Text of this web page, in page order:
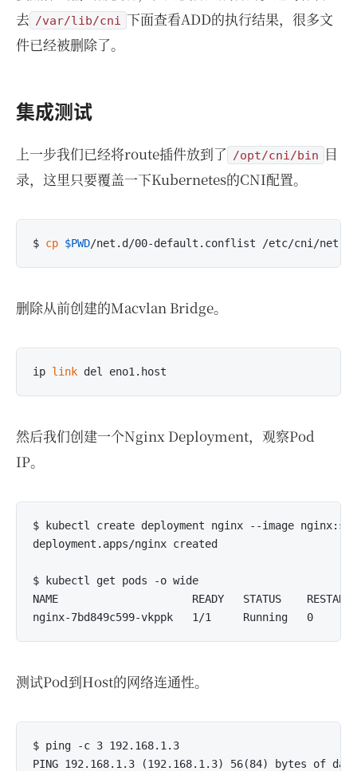
去 /var/lib/cni 下面查看ADD的执行结果，很多文
件已经被删除了。
集成测试
上一步我们已经将route插件放到了 /opt/cni/bin
目
录，这里只要覆盖一下Kubernetes的CNI配置。
$ cp $PWD
删除从前创建的Macvlan Bridge。
ip link
然后我们创建一个Nginx Deployment，观察Pod
IP。
$ kubectl create deployment nginx --image
deployment.apps/nginx created
$ kubectl get pods -o wide
NAME                     READY   STATUS
测试Pod到Host的网络连通性。
$ ping -c 3 192.168.1.3
PING 192.168.1.3 (192.168.1.3) 56(84) bytes of